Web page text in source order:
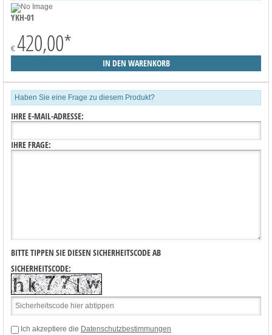
YKH-01
€ 420,00*
Haben Sie eine Frage zu diesem Produkt?
IHRE E-MAIL-ADRESSE:
IHRE FRAGE:
BITTE TIPPEN SIE DIESEN SICHERHEITSCODE AB
SICHERHEITSCODE:
Ich akzeptiere die Datenschutzbestimmungen